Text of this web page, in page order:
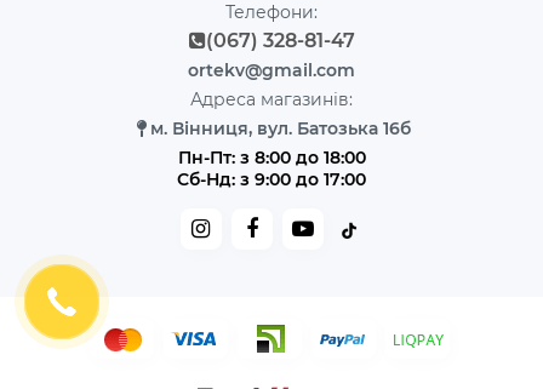
Телефони:
(067) 328-81-47
ortekv@gmail.com
Адреса магазинів:
м. Вінниця, вул. Батозька 16б
Пн-Пт: з 8:00 до 18:00
Сб-Нд: з 9:00 до 17:00